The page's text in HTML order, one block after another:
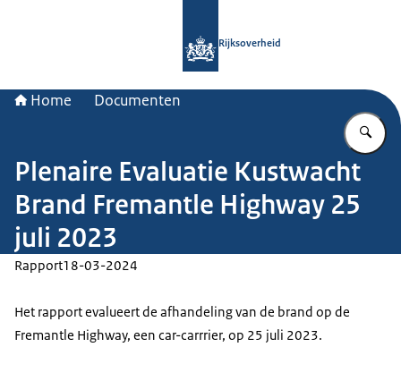
Rijksoverheid
Home Documenten
Plenaire Evaluatie Kustwacht
Brand Fremantle Highway 25
juli 2023
Rapport18-03-2024
Het rapport evalueert de afhandeling van de brand op de
Fremantle Highway, een car-carrrier, op 25 juli 2023.